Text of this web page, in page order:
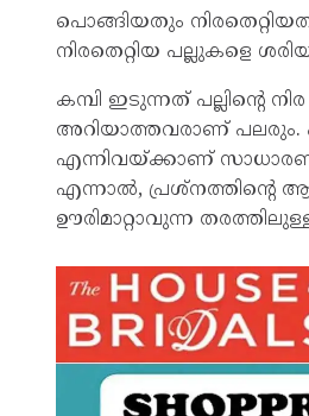
പൊങ്ങിയതും
നിരതെറ്റിയ പല്ലുകളെ
കമ്പി ഇടുന്നത് പല്ലിന്റെ
അറിയാത്തവരാണ് പലരും.
എന്നിവയ്ക്കാണ്
എന്നാല്‍, പ്രശ്‌നത്തിന്റെ
ഊരിമാറ്റാവുന്ന